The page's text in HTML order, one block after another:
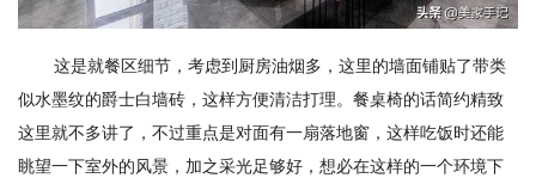
这是就餐区细节，考虑到厨房油烟多，这里的墙面铺贴了带类
似水墨纹的爵士白墙砖，这样方便清洁打理。餐桌椅的话简约精致
这里就不多讲了，不过重点是对面有一扇落地窗，这样吃饭时还能
眺望一下室外的风景，加之采光足够好，想必在这样的一个环境下